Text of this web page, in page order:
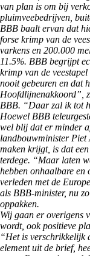
van plan is om bij
pluimveebedrijven,
BBB baalt ervan dat
forse krimp van de
varkens en 200.000
11.5%. BBB begrijpt
krimp van de
nooit gebeuren en dat
Hoofdlijnenakkoord”,
BBB. “Daar zal ik tot
Hoewel BBB
wel blij dat er minder
landbouwminister Piet
maken krijgt, is dat
terdege. “Maar laten
hebben onhaalbare en
verleden met de
als BBB-minister, nu
oppakken.
Wij gaan er overigens
wordt, ook positieve
“Het is verschrikkelijk
element uit de brief,